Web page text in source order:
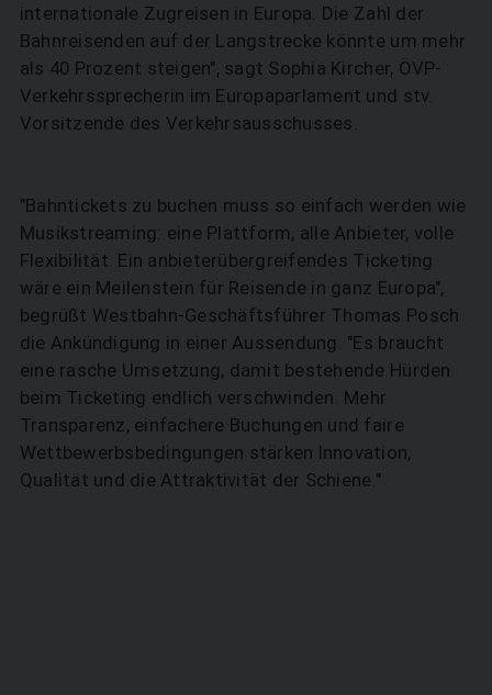
internationale Zugreisen in Europa. Die Zahl der
Bahnreisenden auf der Langstrecke könnte um mehr
als 40 Prozent steigen", sagt Sophia Kircher, ÖVP-
Verkehrssprecherin im Europaparlament und stv.
Vorsitzende des Verkehrsausschusses.
"Bahntickets zu buchen muss so einfach werden wie
Musikstreaming: eine Plattform, alle Anbieter, volle
Flexibilität. Ein anbieterübergreifendes Ticketing
wäre ein Meilenstein für Reisende in ganz Europa",
begrüßt Westbahn-Geschäftsführer Thomas Posch
die Ankündigung in einer Aussendung. "Es braucht
eine rasche Umsetzung, damit bestehende Hürden
beim Ticketing endlich verschwinden. Mehr
Transparenz, einfachere Buchungen und faire
Wettbewerbsbedingungen stärken Innovation,
Qualität und die Attraktivität der Schiene."